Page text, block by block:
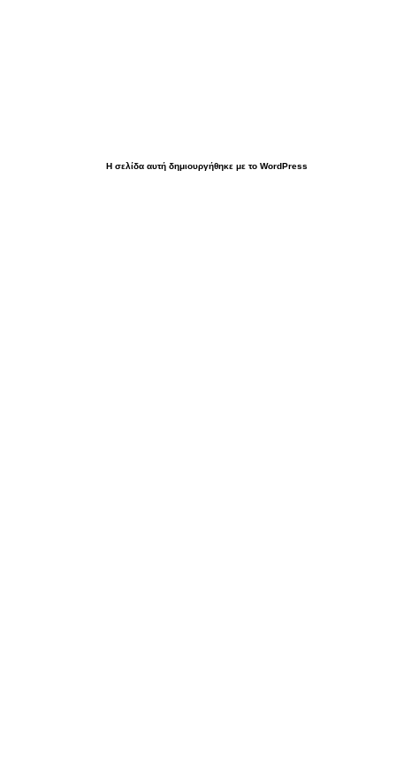
Η σελίδα αυτή δημιουργήθηκε με το WordPress